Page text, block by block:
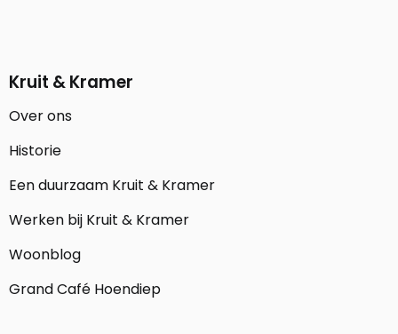
Kruit & Kramer
Over ons
Historie
Een duurzaam Kruit & Kramer
Werken bij Kruit & Kramer
Woonblog
Grand Café Hoendiep